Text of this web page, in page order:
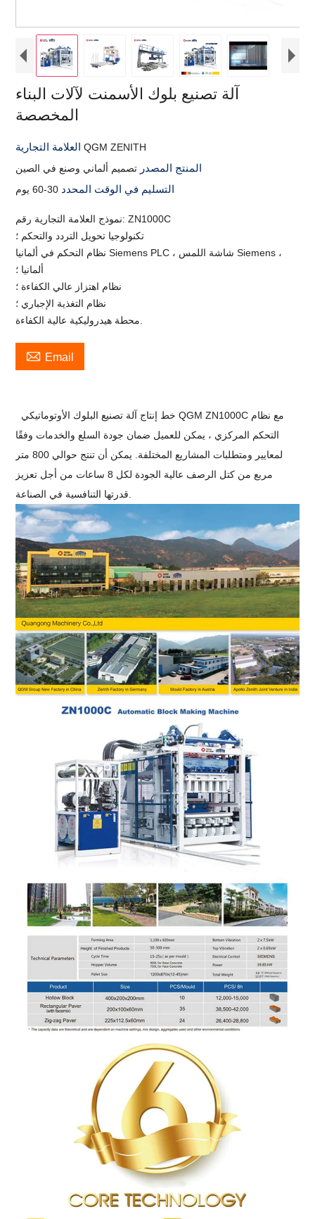
آلة تصنيع بلوك الأسمنت لآلات البناء
المخصصة
العلامة التجاريةQGM ZENITH
المنتج المصدر تصميم ألماني وصنع في الصين
التسليم في الوقت المحدد 30-60 يوم
نموذج العلامة التجارية رقم: ZN1000C
تكنولوجيا تحويل التردد والتحكم ؛
نظام التحكم في ألمانيا Siemens PLC ، شاشة اللمس Siemens ،
ألمانيا ؛
نظام اهتزاز عالي الكفاءة ؛
نظام التغذية الإجباري ؛
 Email
التحكم المركزي ، يمكن للعميل ضمان جودة السلع والخدمات وفقًا
لمعايير ومتطلبات المشاريع المختلفة. يمكن أن تنتج حوالي 800 متر
مربع من كتل الرصف عالية الجودة لكل 8 ساعات من أجل تعزيز
قدرتها التنافسية في الصناعة